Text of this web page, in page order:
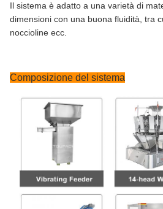
Il sistema è adatto a una varietà di
dimensioni con una buona fluidità, tra
noccioline ecc.
Composizione del sistema